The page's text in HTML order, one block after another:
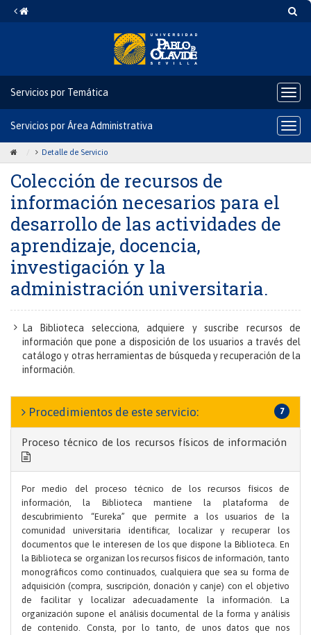
Colección
de
información
necesarios
para
el
desarrollo
de
las
actividades
de
aprendizaje,
docencia,
investigación
la
administración
universitaria.
Ir
a
del
para
Servicios por Temática
del
para
Servicios por Área Administrativa
Icono
Home
para
ir
a
la
página
inicio
Icono
ángulo
para
los
enlaces
del
de
migas
Detalle de Servicio
Colección de recursos de
información necesarios para el
desarrollo de las actividades de
aprendizaje, docencia,
investigación y la
administración universitaria.
La Biblioteca selecciona, adquiere y suscribe recursos de
información que pone a disposición de los usuarios a través del
catálogo y otras herramientas de búsqueda y recuperación de la
información.
Procedimientos de este servicio: 7
Proceso técnico de los recursos físicos de información
Por medio del proceso técnico de los recursos físicos de
información, la Biblioteca mantiene la plataforma de
descubrimiento “Eureka” que permite a los usuarios de la
comunidad universitaria identificar, localizar y recuperar los
documentos que le interesen de los que dispone la Biblioteca. En
la Biblioteca se organizan los recursos físicos de información, tanto
monográficos como continuados, cualquiera que sea su forma de
adquisición (compra, suscripción, donación y canje) con el objetivo
de facilitar y localizar adecuadamente la información. La
organización supone el análisis documental de la forma y análisis
de contenido. Consta, por lo tanto, de unos datos que nos